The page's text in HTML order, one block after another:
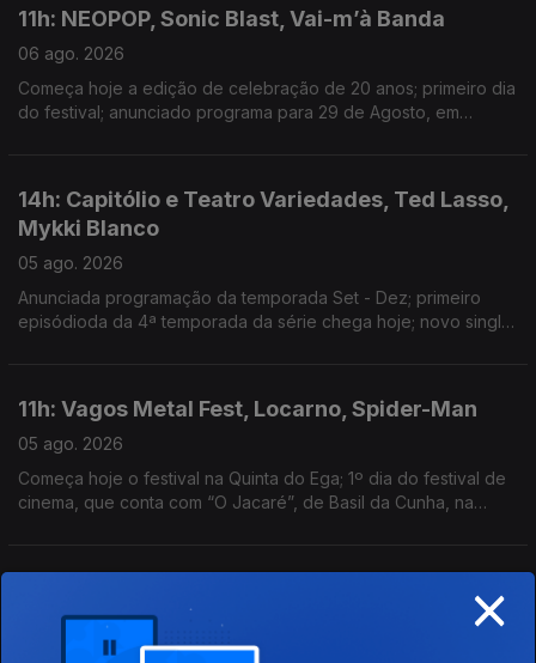
11h: NEOPOP, Sonic Blast, Vai-m’à Banda
06 ago. 2026
Começa hoje a edição de celebração de 20 anos; primeiro dia
do festival; anunciado programa para 29 de Agosto, em
14h: Capitólio e Teatro Variedades, Ted Lasso,
Mykki Blanco
05 ago. 2026
Anunciada programação da temporada Set - Dez; primeiro
episódioda da 4ª temporada da série chega hoje; novo single:
11h: Vagos Metal Fest, Locarno, Spider-Man
05 ago. 2026
Começa hoje o festival na Quinta do Ega; 1º dia do festival de
cinema, que conta com “O Jacaré”, de Basil da Cunha, na
14h: Sam Fender & Olivia Dean; Cartografias;
Traça
04 ago. 2026
×